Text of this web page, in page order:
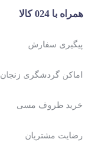
همراه با 024 کالا
پیگیری سفارش
اماکن گردشگری زنجان
خرید ظروف مسی
رضایت مشتریان